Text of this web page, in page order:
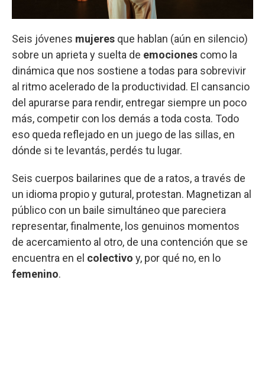
Seis jóvenes mujeres que hablan (aún en silencio)
sobre un aprieta y suelta de emociones como la
dinámica que nos sostiene a todas para sobrevivir
al ritmo acelerado de la productividad. El cansancio
del apurarse para rendir, entregar siempre un poco
más, competir con los demás a toda costa. Todo
eso queda reflejado en un juego de las sillas, en
dónde si te levantás, perdés tu lugar.
Seis cuerpos bailarines que de a ratos, a través de
un idioma propio y gutural, protestan. Magnetizan al
público con un baile simultáneo que pareciera
representar, finalmente, los genuinos momentos
de acercamiento al otro, de una contención que se
encuentra en el colectivo y, por qué no, en lo
femenino.